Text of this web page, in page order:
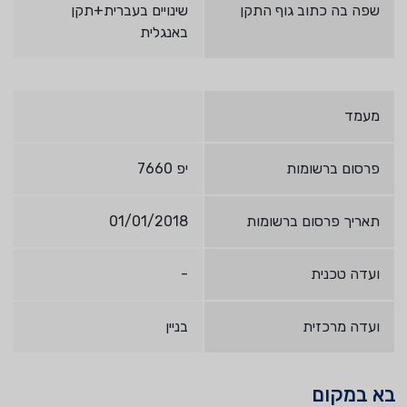
שפה בה כתוב גוף התקן
שינויים בעברית+תקן
באנגלית
מעמד
פרסום ברשומות יפ 7660
תאריך פרסום ברשומות 01/01/2018
ועדה טכנית -
ועדה מרכזית בניין
בא במקום